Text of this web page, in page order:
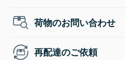
荷物のお問い合わせ
再配達のご依頼